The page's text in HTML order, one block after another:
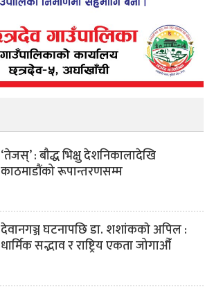
‘तेजस्’ : बौद्ध भिक्षु देशनिकालादेखि
काठमाडौंको रूपान्तरणसम्म
देवानगञ्ज घटनापछि डा. शशांककाे अपिल :
धार्मिक सद्भाव र राष्ट्रिय एकता जोगाऔँ